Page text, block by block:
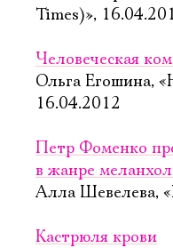
Times)»,
Человеческая
Ольга Егошина,
16.04.2012
Петр Фоменко
в жанре
Алла Шевелева,
Кастрюля крови